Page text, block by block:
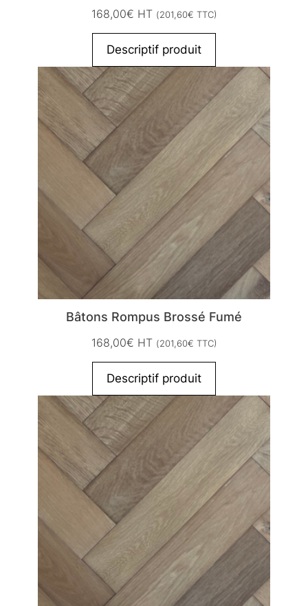
168,00€ HT (201,60€ TTC)
Descriptif produit
Bâtons Rompus Brossé Fumé
168,00€ HT (201,60€ TTC)
Descriptif produit